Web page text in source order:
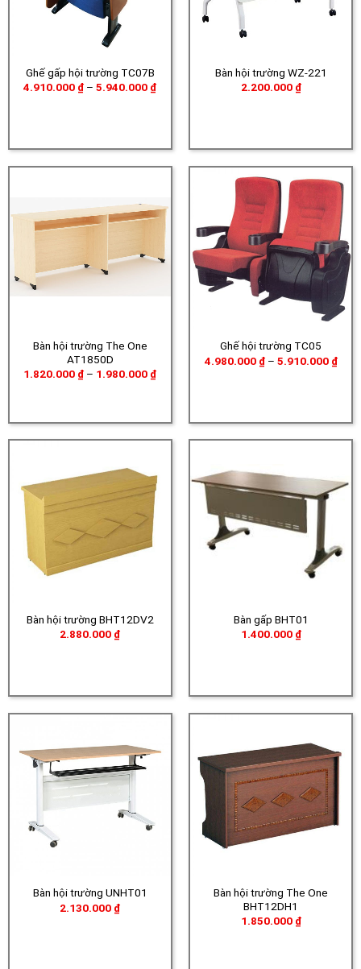
Ghế gấp hội trường TC07B
4.910.000 ₫ – 5.940.000 ₫Khoảng
Bàn hội trường WZ-221
2.200.000 ₫
Bàn hội trường The One
AT1850D
1.820.000 ₫ – 1.980.000 ₫Khoảng
1.980.000 ₫
Ghế hội trường TC05
4.980.000 ₫ – 5.910.000 ₫
giá:
Bàn hội trường BHT12DV2
2.880.000 ₫
Bàn gấp BHT01
1.400.000 ₫
Bàn hội trường UNHT01
2.130.000 ₫
Bàn hội trường The One
BHT12DH1
1.850.000 ₫